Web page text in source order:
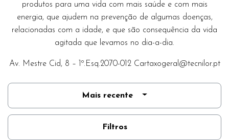
produtos para uma vida com mais saúde e com mais
energia, que ajudem na prevenção de algumas doenças,
relacionadas com a idade, e que são consequência da vida
agitada que levamos no dia-a-dia.
Av. Mestre Cid, 8 – 1º.Esq.2070-012 Cartaxogeral@tecnilor.pt
Mais recente
Filtros